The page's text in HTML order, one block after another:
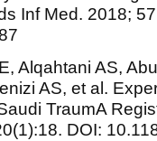
Inf Med. 2018;
Alqahtani AS,
AS, et al.
TraumA
DOI: